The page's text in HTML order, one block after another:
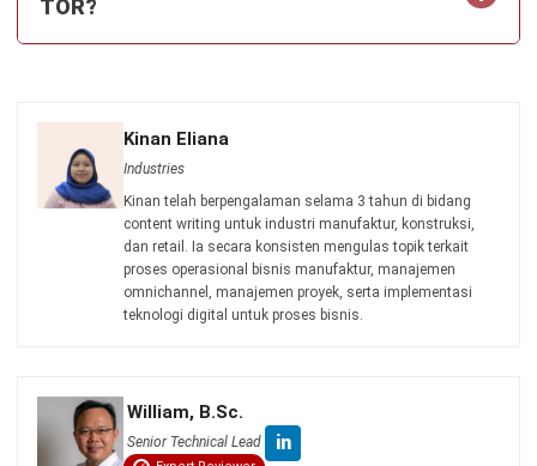
dan Cara Memilihnya
Kinan Eliana